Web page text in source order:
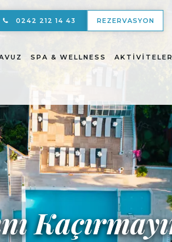
0242 212 14 43 REZERVASYON
SPA & WELLNESS AKTIVITELER
Hali